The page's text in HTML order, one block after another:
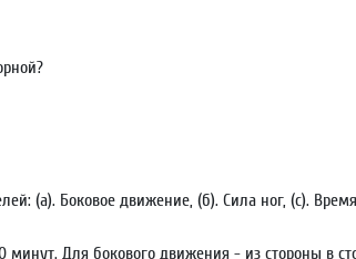
(а). Боковое движение, (б). Сила ног, (c).
Для бокового движения - из стороны в